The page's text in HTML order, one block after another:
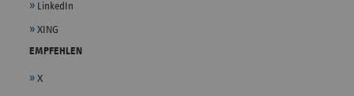
LinkedIn
XING
EMPFEHLEN
X